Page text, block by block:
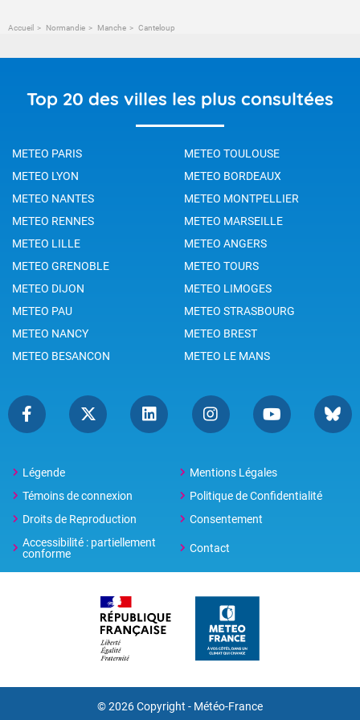
Accueil Normandie Manche Canteloup
Top 20 des villes les plus consultées
METEO PARIS
METEO TOULOUSE
METEO LYON
METEO BORDEAUX
METEO NANTES
METEO MONTPELLIER
METEO RENNES
METEO MARSEILLE
METEO LILLE
METEO ANGERS
METEO GRENOBLE
METEO TOURS
METEO DIJON
METEO LIMOGES
METEO PAU
METEO STRASBOURG
METEO NANCY
METEO BREST
METEO BESANCON
METEO LE MANS
Légende
Mentions Légales
Témoins de connexion
Politique de Confidentialité
Droits de Reproduction
Consentement
Accessibilité : partiellement
conforme
Contact
© 2026 Copyright - Météo-France